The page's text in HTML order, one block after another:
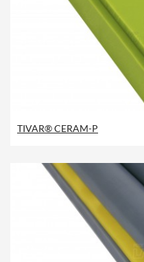
TIVAR® CERAM-P